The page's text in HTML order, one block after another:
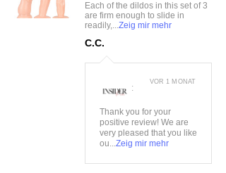
Each of the dildos in this set of 3
are firm enough to slide in
readily,...Zeig mir mehr
C.C.
:
Thank you for your
positive review! We are
very pleased that you like
ou...Zeig mir mehr
VOR 1 MONAT